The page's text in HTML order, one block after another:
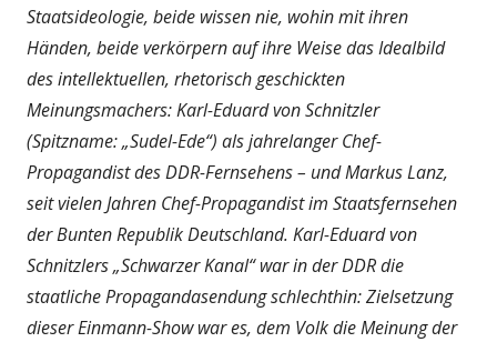
Staatsideologie, beide wissen nie, wohin mit ihren
Händen, beide verkörpern auf ihre Weise das Idealbild
des intellektuellen, rhetorisch geschickten
Meinungsmachers: Karl-Eduard von Schnitzler
(Spitzname: „Sudel-Ede“) als jahrelanger Chef-
Propagandist des DDR-Fernsehens – und Markus Lanz,
seit vielen Jahren Chef-Propagandist im Staatsfernsehen
der Bunten Republik Deutschland. Karl-Eduard von
Schnitzlers „Schwarzer Kanal“ war in der DDR die
staatliche Propagandasendung schlechthin: Zielsetzung
dieser Einmann-Show war es, dem Volk die Meinung der